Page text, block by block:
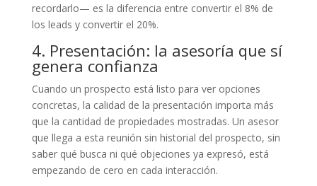
recordarlo— es la diferencia entre convertir el 8% de
los leads y convertir el 20%.
4. Presentación: la asesoría que sí
genera confianza
Cuando un prospecto está listo para ver opciones
concretas, la calidad de la presentación importa más
que la cantidad de propiedades mostradas. Un asesor
que llega a esta reunión sin historial del prospecto, sin
saber qué busca ni qué objeciones ya expresó, está
empezando de cero en cada interacción.